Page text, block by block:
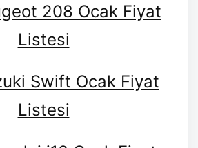
208 Ocak Fiyat
Listesi
Swift Ocak Fiyat
Listesi